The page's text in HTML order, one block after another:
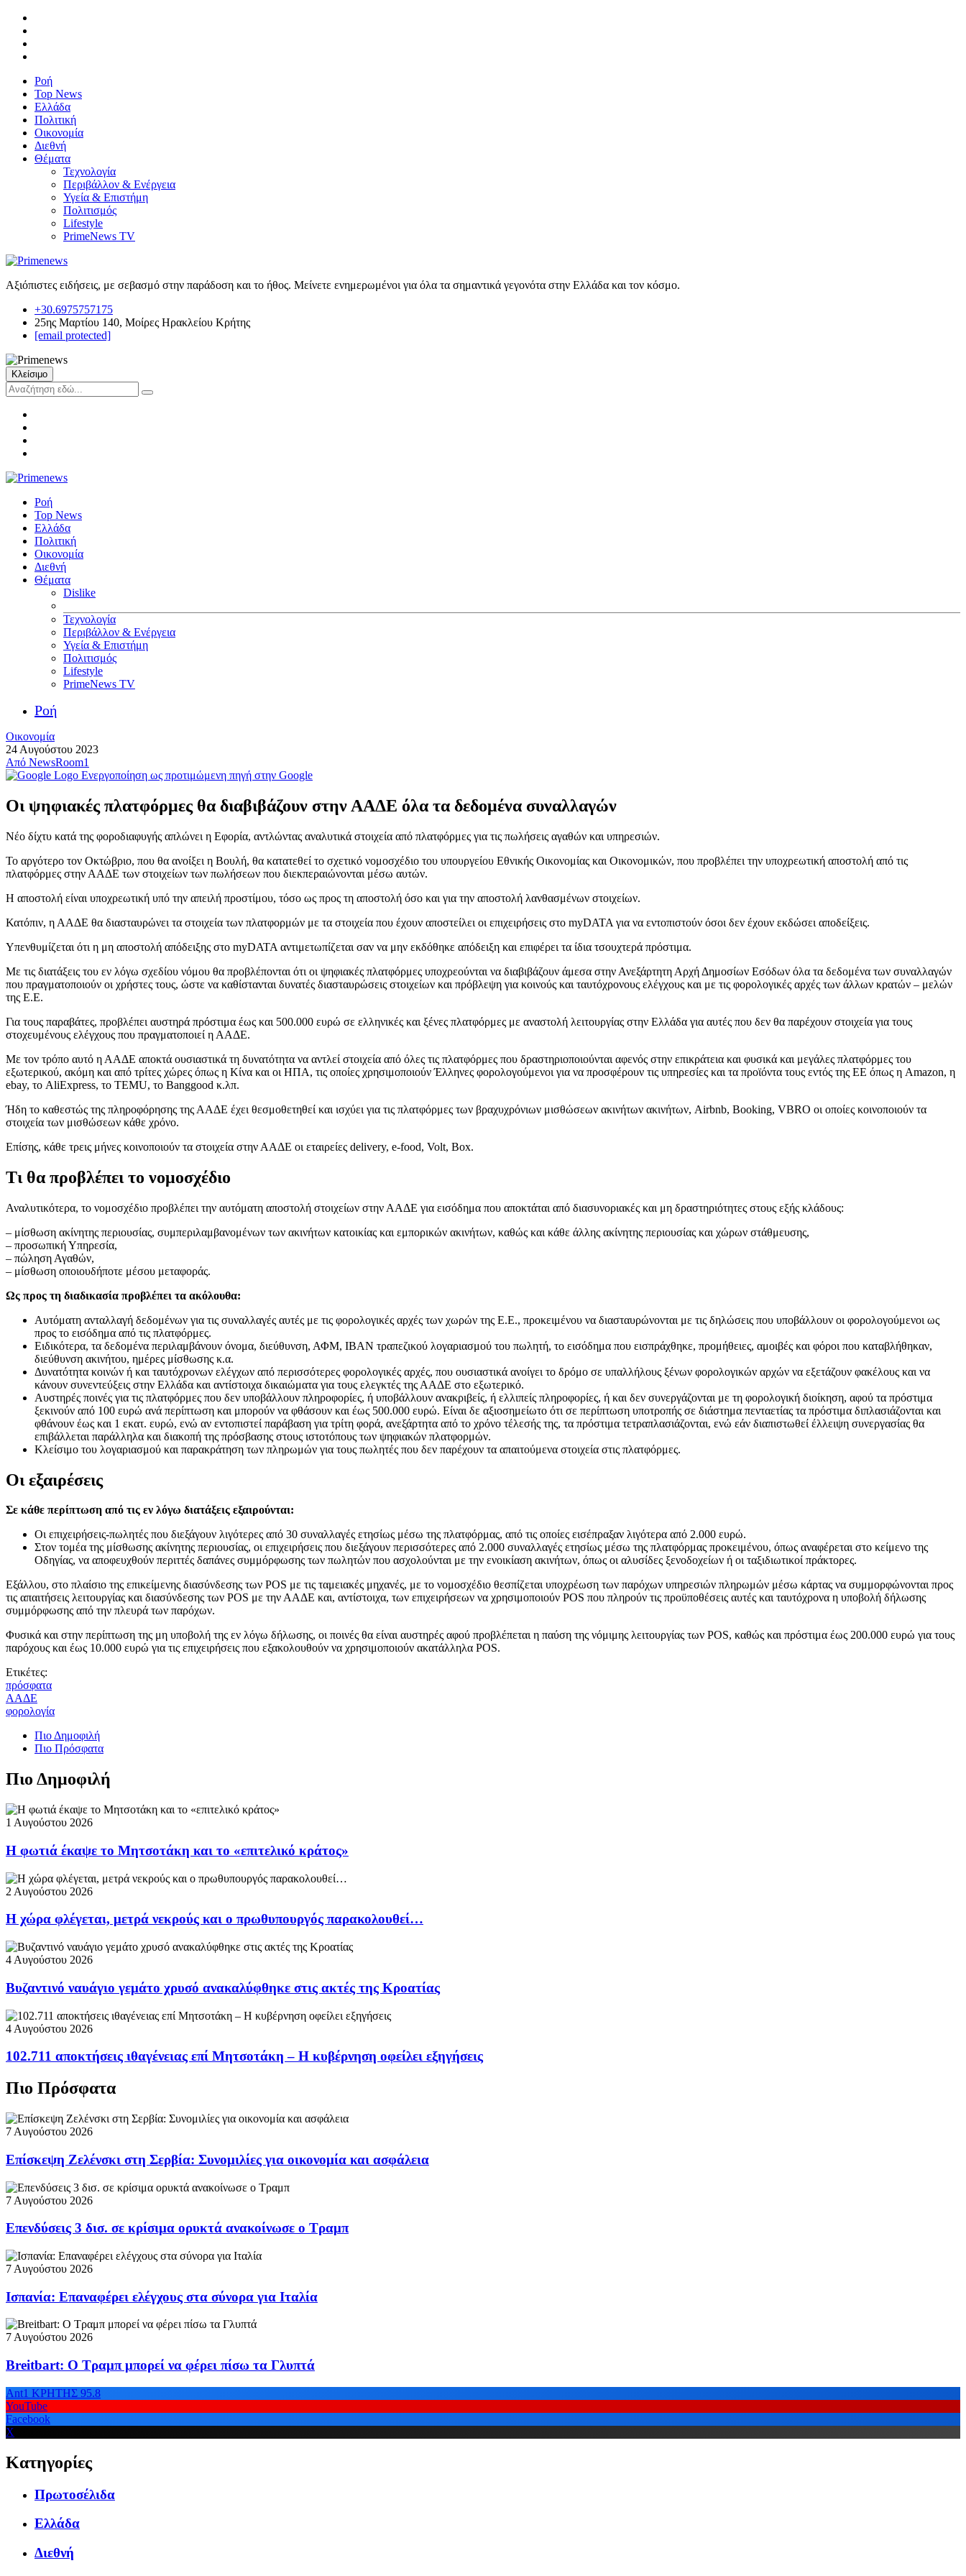
Ροή
Top News
Ελλάδα
Πολιτική
Οικονομία
Διεθνή
Θέματα
Τεχνολογία
Περιβάλλον & Ενέργεια
Υγεία & Επιστήμη
Πολιτισμός
Lifestyle
PrimeNews TV
Αξιόπιστες ειδήσεις, με σεβασμό στην παράδοση και το ήθος. Μείνετε ενημερωμένοι για όλα τα σημαντικά γεγονότα στην Ελλάδα και τον κόσμο.
+30.6975757175
25ης Μαρτίου 140, Μοίρες Ηρακλείου Κρήτης
[email protected]
Κλείσιμο
Ροή
Top News
Ελλάδα
Πολιτική
Οικονομία
Διεθνή
Θέματα
Dislike
Τεχνολογία
Περιβάλλον & Ενέργεια
Υγεία & Επιστήμη
Πολιτισμός
Lifestyle
PrimeNews TV
Ροή
Οικονομία
24 Αυγούστου 2023
Από NewsRoom1
Ενεργοποίηση ως προτιμώμενη πηγή στην Google
Οι ψηφιακές πλατφόρμες θα διαβιβάζουν στην ΑΑΔΕ όλα τα δεδομένα συναλλαγών
Νέο δίχτυ κατά της φοροδιαφυγής απλώνει η Εφορία, αντλώντας αναλυτικά στοιχεία από πλατφόρμες για τις πωλήσεις αγαθών και υπηρεσιών.
Το αργότερο τον Οκτώβριο, που θα ανοίξει η Βουλή, θα κατατεθεί το σχετικό νομοσχέδιο του υπουργείου Εθνικής Οικονομίας και Οικονομικών, που προβλέπει την υποχρεωτική αποστολή από τις
πλατφόρμες στην ΑΑΔΕ των στοιχείων των πωλήσεων που διεκπεραιώνονται μέσω αυτών.
Η αποστολή είναι υποχρεωτική υπό την απειλή προστίμου, τόσο ως προς τη αποστολή όσο και για την αποστολή λανθασμένων στοιχείων.
Κατόπιν, η ΑΑΔΕ θα διασταυρώνει τα στοιχεία των πλατφορμών με τα στοιχεία που έχουν αποστείλει οι επιχειρήσεις στο myDATA για να εντοπιστούν όσοι δεν έχουν εκδώσει αποδείξεις.
Υπενθυμίζεται ότι η μη αποστολή απόδειξης στο myDATA αντιμετωπίζεται σαν να μην εκδόθηκε απόδειξη και επιφέρει τα ίδια τσουχτερά πρόστιμα.
Με τις διατάξεις του εν λόγω σχεδίου νόμου θα προβλέπονται ότι οι ψηφιακές πλατφόρμες υποχρεούνται να διαβιβάζουν άμεσα στην Ανεξάρτητη Αρχή Δημοσίων Εσόδων όλα τα δεδομένα των συναλλαγών
που πραγματοποιούν οι χρήστες τους, ώστε να καθίστανται δυνατές διασταυρώσεις στοιχείων και πρόβλεψη για κοινούς και ταυτόχρονους ελέγχους και με τις φορολογικές αρχές των άλλων κρατών – μελών
της Ε.Ε.
Για τους παραβάτες, προβλέπει αυστηρά πρόστιμα έως και 500.000 ευρώ σε ελληνικές και ξένες πλατφόρμες με αναστολή λειτουργίας στην Ελλάδα για αυτές που δεν θα παρέχουν στοιχεία για τους
στοχευμένους ελέγχους που πραγματοποιεί η ΑΑΔΕ.
Με τον τρόπο αυτό η ΑΑΔΕ αποκτά ουσιαστικά τη δυνατότητα να αντλεί στοιχεία από όλες τις πλατφόρμες που δραστηριοποιούνται αφενός στην επικράτεια και φυσικά και μεγάλες πλατφόρμες του
εξωτερικού, ακόμη και από τρίτες χώρες όπως η Κίνα και οι ΗΠΑ, τις οποίες χρησιμοποιούν Έλληνες φορολογούμενοι για να προσφέρουν τις υπηρεσίες και τα προϊόντα τους εντός της ΕΕ όπως η Amazon, η
ebay, το AliExpress, το TEMU, το Banggood κ.λπ.
Ήδη το καθεστώς της πληροφόρησης της ΑΑΔΕ έχει θεσμοθετηθεί και ισχύει για τις πλατφόρμες των βραχυχρόνιων μισθώσεων ακινήτων ακινήτων, Airbnb, Booking, VBRO οι οποίες κοινοποιούν τα
στοιχεία των μισθώσεων κάθε χρόνο.
Επίσης, κάθε τρεις μήνες κοινοποιούν τα στοιχεία στην ΑΑΔΕ οι εταιρείες delivery, e-food, Volt, Box.
Τι θα προβλέπει το νομοσχέδιο
Αναλυτικότερα, το νομοσχέδιο προβλέπει την αυτόματη αποστολή στοιχείων στην ΑΑΔΕ για εισόδημα που αποκτάται από διασυνοριακές και μη δραστηριότητες στους εξής κλάδους:
– μίσθωση ακίνητης περιουσίας, συμπεριλαμβανομένων των ακινήτων κατοικίας και εμπορικών ακινήτων, καθώς και κάθε άλλης ακίνητης περιουσίας και χώρων στάθμευσης,
– προσωπική Υπηρεσία,
– πώληση Αγαθών,
– μίσθωση οποιουδήποτε μέσου μεταφοράς.
Ως προς τη διαδικασία προβλέπει τα ακόλουθα:
Αυτόματη ανταλλαγή δεδομένων για τις συναλλαγές αυτές με τις φορολογικές αρχές των χωρών της Ε.Ε., προκειμένου να διασταυρώνονται με τις δηλώσεις που υποβάλλουν οι φορολογούμενοι ως
προς το εισόδημα από τις πλατφόρμες.
Ειδικότερα, τα δεδομένα περιλαμβάνουν όνομα, διεύθυνση, ΑΦΜ, ΙΒΑΝ τραπεζικού λογαριασμού του πωλητή, το εισόδημα που εισπράχθηκε, προμήθειες, αμοιβές και φόροι που καταβλήθηκαν,
διεύθυνση ακινήτου, ημέρες μίσθωσης κ.α.
Δυνατότητα κοινών ή και ταυτόχρονων ελέγχων από περισσότερες φορολογικές αρχές, που ουσιαστικά ανοίγει το δρόμο σε υπαλλήλους ξένων φορολογικών αρχών να εξετάζουν φακέλους και να
κάνουν συνεντεύξεις στην Ελλάδα και αντίστοιχα δικαιώματα για τους ελεγκτές της ΑΑΔΕ στο εξωτερικό.
Αυστηρές ποινές για τις πλατφόρμες που δεν υποβάλλουν πληροφορίες, ή υποβάλλουν ανακριβείς, ή ελλιπείς πληροφορίες, ή και δεν συνεργάζονται με τη φορολογική διοίκηση, αφού τα πρόστιμα
ξεκινούν από 100 ευρώ ανά περίπτωση και μπορούν να φθάσουν και έως 500.000 ευρώ. Είναι δε αξιοσημείωτο ότι σε περίπτωση υποτροπής σε διάστημα πενταετίας τα πρόστιμα διπλασιάζονται και
φθάνουν έως και 1 εκατ. ευρώ, ενώ αν εντοπιστεί παράβαση για τρίτη φορά, ανεξάρτητα από το χρόνο τέλεσής της, τα πρόστιμα τετραπλασιάζονται, ενώ εάν διαπιστωθεί έλλειψη συνεργασίας θα
επιβάλλεται παράλληλα και διακοπή της πρόσβασης στους ιστοτόπους των ψηφιακών πλατφορμών.
Κλείσιμο του λογαριασμού και παρακράτηση των πληρωμών για τους πωλητές που δεν παρέχουν τα απαιτούμενα στοιχεία στις πλατφόρμες.
Οι εξαιρέσεις
Σε κάθε περίπτωση από τις εν λόγω διατάξεις εξαιρούνται:
Οι επιχειρήσεις-πωλητές που διεξάγουν λιγότερες από 30 συναλλαγές ετησίως μέσω της πλατφόρμας, από τις οποίες εισέπραξαν λιγότερα από 2.000 ευρώ.
Στον τομέα της μίσθωσης ακίνητης περιουσίας, οι επιχειρήσεις που διεξάγουν περισσότερες από 2.000 συναλλαγές ετησίως μέσω της πλατφόρμας προκειμένου, όπως αναφέρεται στο κείμενο της
Οδηγίας, να αποφευχθούν περιττές δαπάνες συμμόρφωσης των πωλητών που ασχολούνται με την ενοικίαση ακινήτων, όπως οι αλυσίδες ξενοδοχείων ή οι ταξιδιωτικοί πράκτορες.
Εξάλλου, στο πλαίσιο της επικείμενης διασύνδεσης των POS με τις ταμειακές μηχανές, με το νομοσχέδιο θεσπίζεται υποχρέωση των παρόχων υπηρεσιών πληρωμών μέσω κάρτας να συμμορφώνονται προς
τις απαιτήσεις λειτουργίας και διασύνδεσης των POS με την ΑΑΔΕ και, αντίστοιχα, των επιχειρήσεων να χρησιμοποιούν POS που πληρούν τις προϋποθέσεις αυτές και ταυτόχρονα η υποβολή δήλωσης
συμμόρφωσης από την πλευρά των παρόχων.
Φυσικά και στην περίπτωση της μη υποβολή της εν λόγω δήλωσης, οι ποινές θα είναι αυστηρές αφού προβλέπεται η παύση της νόμιμης λειτουργίας των POS, καθώς και πρόστιμα έως 200.000 ευρώ για τους
παρόχους και έως 10.000 ευρώ για τις επιχειρήσεις που εξακολουθούν να χρησιμοποιούν ακατάλληλα POS.
Ετικέτες:
πρόσφατα
ΑΑΔΕ
φορολογία
Πιο Δημοφιλή
Πιο Πρόσφατα
Πιο Δημοφιλή
1 Αυγούστου 2026
Η φωτιά έκαψε το Μητσοτάκη και το «επιτελικό κράτος»
2 Αυγούστου 2026
Η χώρα φλέγεται, μετρά νεκρούς και ο πρωθυπουργός παρακολουθεί…
4 Αυγούστου 2026
Βυζαντινό ναυάγιο γεμάτο χρυσό ανακαλύφθηκε στις ακτές της Κροατίας
4 Αυγούστου 2026
102.711 αποκτήσεις ιθαγένειας επί Μητσοτάκη – Η κυβέρνηση οφείλει εξηγήσεις
Πιο Πρόσφατα
7 Αυγούστου 2026
Επίσκεψη Ζελένσκι στη Σερβία: Συνομιλίες για οικονομία και ασφάλεια
7 Αυγούστου 2026
Επενδύσεις 3 δισ. σε κρίσιμα ορυκτά ανακοίνωσε ο Τραμπ
7 Αυγούστου 2026
Ισπανία: Επαναφέρει ελέγχους στα σύνορα για Ιταλία
7 Αυγούστου 2026
Breitbart: Ο Τραμπ μπορεί να φέρει πίσω τα Γλυπτά
Ant1 ΚΡΗΤΗΣ 95.8
YouTube
Facebook
X
Κατηγορίες
Πρωτοσέλιδα
Ελλάδα
Διεθνή